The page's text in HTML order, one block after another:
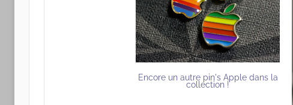
Encore un autre pin's Apple dans la
collection !